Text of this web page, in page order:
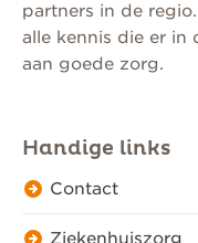
partners in de
alle kennis die er in
aan goede zorg.
Handige links
Contact
Ziekenhuiszorg